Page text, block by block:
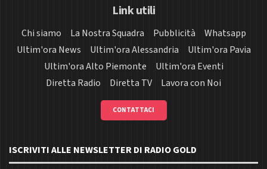
Link utili
Chi siamo La Nostra Squadra Pubblicità
Whatsapp
Ultim'ora News
Ultim'ora Alessandria
Ultim'ora Pavia
Ultim'ora Alto Piemonte
Ultim'ora Eventi
Diretta Radio
Diretta TV Lavora con Noi
CONTATTACI
ISCRIVITI ALLE NEWSLETTER DI RADIO GOLD